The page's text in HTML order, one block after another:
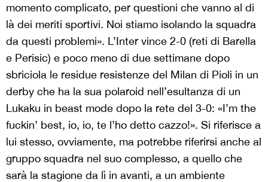
momento complicato, per questioni che vanno al di
là dei meriti sportivi. Noi stiamo isolando la squadra
da questi problemi». L’Inter vince 2-0 (reti di Barella
e Perisic) e poco meno di due settimane dopo
sbriciola le residue resistenze del Milan di Pioli in un
derby che ha la sua polaroid nell’esultanza di un
Lukaku in beast mode dopo la rete del 3-0: «I’m the
fuckin’ best, io, io, te l’ho detto cazzo!». Si riferisce a
lui stesso, ovviamente, ma potrebbe riferirsi anche al
gruppo squadra nel suo complesso, a quello che
sarà la stagione da lì in avanti, a un ambiente